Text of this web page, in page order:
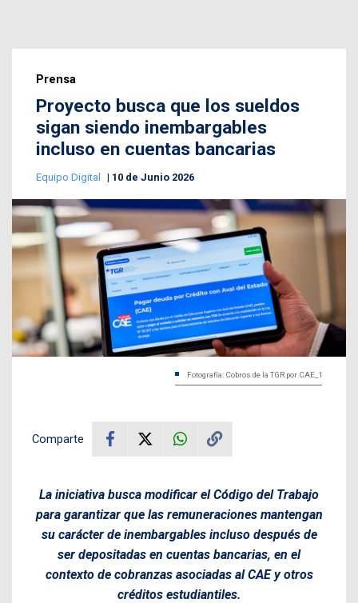
Prensa
Proyecto busca que los sueldos
sigan siendo inembargables
incluso en cuentas bancarias
Equipo Digital 10 de Junio 2026
Fotografía: Cobros de la TGR por CAE_1
Comparte
La iniciativa busca modificar el Código del Trabajo
para garantizar que las remuneraciones mantengan
su carácter de inembargables incluso después de
ser depositadas en cuentas bancarias, en el
contexto de cobranzas asociadas al CAE y otros
créditos estudiantiles.